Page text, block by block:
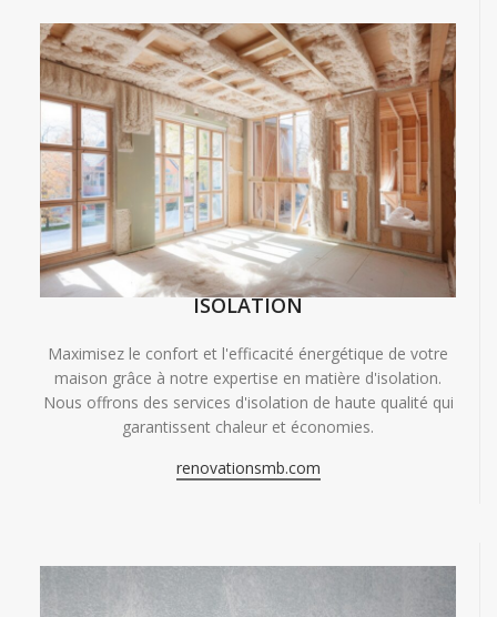
ISOLATION
Maximisez le confort et l'efficacité énergétique de votre
maison grâce à notre expertise en matière d'isolation.
Nous offrons des services d'isolation de haute qualité qui
garantissent chaleur et économies.
renovationsmb.com